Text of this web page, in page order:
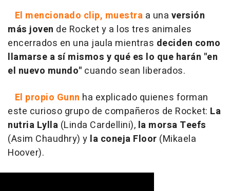
El mencionado clip, muestra a una versión
más joven de Rocket y a los tres animales
encerrados en una jaula mientras deciden como
llamarse a sí mismos y qué es lo que harán "en
el nuevo mundo" cuando sean liberados.
El propio Gunn ha explicado quienes forman
este curioso grupo de compañeros de Rocket: La
nutria Lylla (Linda Cardellini), la morsa Teefs
(Asim Chaudhry) y la coneja Floor (Mikaela
Hoover).